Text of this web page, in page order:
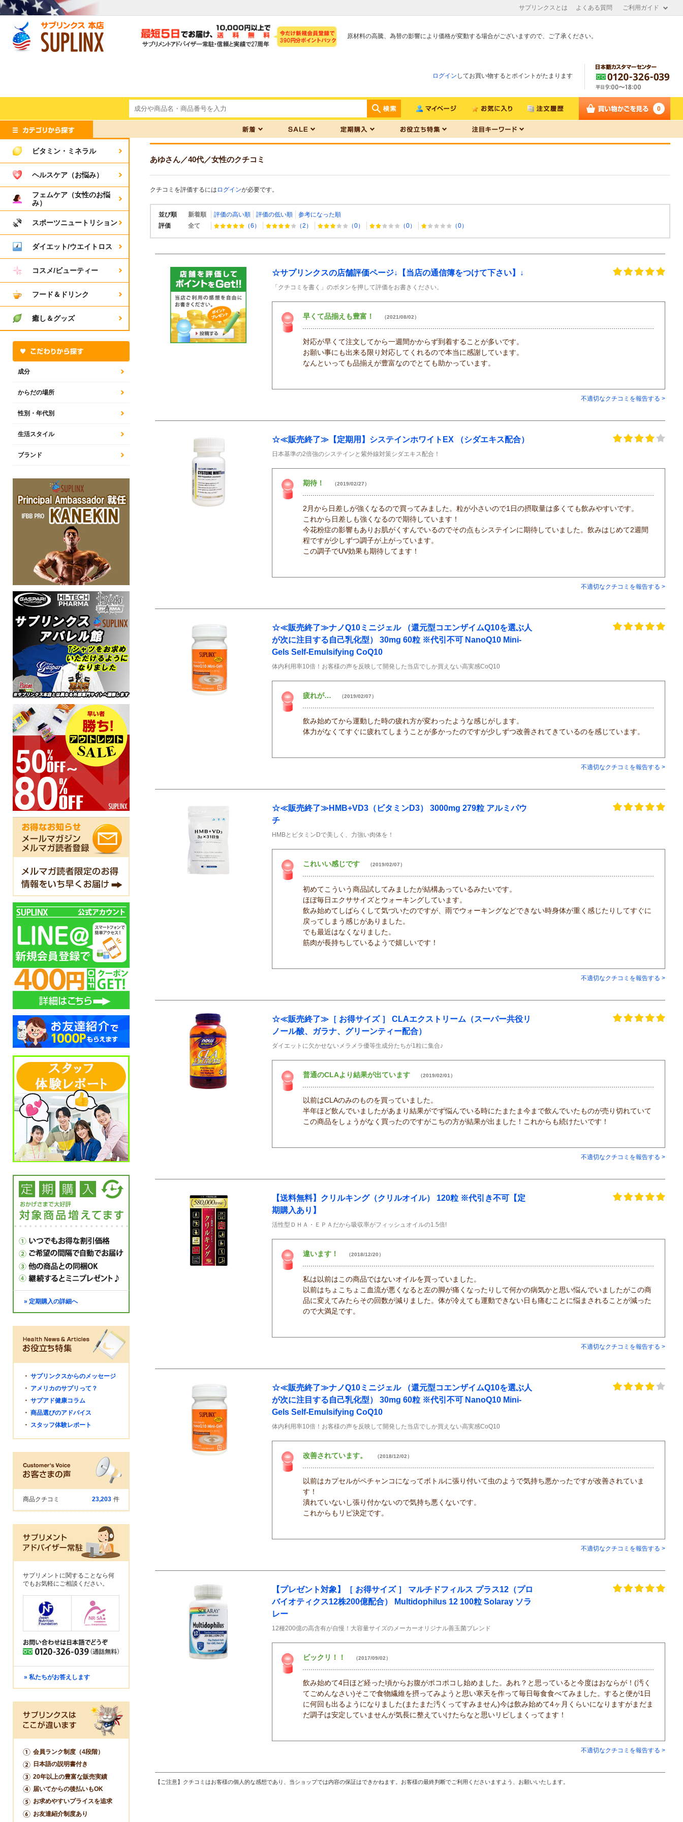
サプリンクスとは よくある質問 ご利用ガイド
原材料の高騰、為替の影響により価格が変動する場合がございますので、ご了承ください。
ログイン してお買い物するとポイントがたまります
0
あゆさん／40代／女性のクチコミ
クチコミを評価するには ログインが必要です。
並び順 新着順 評価の高い順 評価の低い順
参考になった順
評価
全て （6） （2） （0） （0） （0）
☆サプリンクスの店舗評価ページ↓【当店の通信簿をつけて下さい】↓
「クチコミを書く」のボタンを押して評価をお書きください。
早くて品揃えも豊富！ （2021/08/02）
対応が早くて注文してから一週間かからず到着することが多いです。
お願い事にも出来る限り対応してくれるので本当に感謝しています。
なんといっても品揃えが豊富なのでとても助かっています。
不適切なクチコミを報告する >
☆≪販売終了≫【定期用】システインホワイトEX （シダエキス配合）
日本基準の2倍強のシステインと紫外線対策シダエキス配合！
期待！ （2019/02/27）
2月から日差しが強くなるので買ってみました。粒が小さいので1日の摂取量は多くても飲みやすいです。
これから日差しも強くなるので期待しています！
今花粉症の影響もありお肌がくすんでいるのでその点もシステインに期待していました。飲みはじめて2週間
程ですが少しずつ調子が上がっています。
この調子でUV効果も期待してます！
不適切なクチコミを報告する >
☆≪販売終了≫ナノQ10ミニジェル （還元型コエンザイムQ10を選ぶ人
が次に注目する自己乳化型） 30mg 60粒 ※代引不可 NanoQ10 Mini-
Gels Self-Emulsifying CoQ10
体内利用率10倍！お客様の声を反映して開発した当店でしか買えない高実感CoQ10
疲れが… （2019/02/07）
飲み始めてから運動した時の疲れ方が変わったような感じがします。
体力がなくてすぐに疲れてしまうことが多かったのですが少しずつ改善されてきているのを感じています。
不適切なクチコミを報告する >
☆≪販売終了≫HMB+VD3（ビタミンD3） 3000mg 279粒 アルミパウ
チ
HMBとビタミンDで美しく、力強い肉体を！
これいい感じです （2019/02/07）
初めてこういう商品試してみましたが結構あっているみたいです。
ほぼ毎日エクササイズとウォーキングしています。
飲み始めてしばらくして気づいたのですが、雨でウォーキングなどできない時身体が重く感じたりしてすぐに
戻ってしまう感じがありました。
でも最近はなくなりました。
筋肉が長持ちしているようで嬉しいです！
不適切なクチコミを報告する >
☆≪販売終了≫［ お得サイズ ］ CLAエクストリーム（スーパー共役リ
ノール酸、ガラナ、グリーンティー配合）
ダイエットに欠かせないメラメラ優等生成分たちが1粒に集合♪
普通のCLAより結果が出ています （2019/02/01）
以前はCLAのみのものを買っていました。
半年ほど飲んでいましたがあまり結果がでず悩んでいる時にたまたま今まで飲んでいたものが売り切れていて
この商品をしょうがなく買ったのですがこちの方が結果が出ました！これからも続けたいです！
不適切なクチコミを報告する >
【送料無料】クリルキング（クリルオイル） 120粒 ※代引き不可【定
期購入あり】
活性型ＤＨＡ・ＥＰＡだから吸収率がフィッシュオイルの1.5倍!
違います！ （2018/12/20）
私は以前はこの商品ではないオイルを買っていました。
以前はちょこちょこ血流が悪くなると左の脚が痛くなったりして何かの病気かと思い悩んでいましたがこの商
品に変えてみたらその回数が減りました。体が冷えても運動できない日も痛むことに悩まされることが減った
ので大満足です。
不適切なクチコミを報告する >
☆≪販売終了≫ナノQ10ミニジェル （還元型コエンザイムQ10を選ぶ人
が次に注目する自己乳化型） 30mg 60粒 ※代引不可 NanoQ10 Mini-
Gels Self-Emulsifying CoQ10
体内利用率10倍！お客様の声を反映して開発した当店でしか買えない高実感CoQ10
改善されています。 （2018/12/02）
以前はカプセルがペチャンコになってボトルに張り付いて虫のようで気持ち悪かったですが改善されていま
す！
潰れていないし張り付かないので気持ち悪くないです。
これからもリピ決定です。
不適切なクチコミを報告する >
【プレゼント対象】［ お得サイズ ］ マルチドフィルス プラス12（プロ
バイオティクス12株200億配合） Multidophilus 12 100粒 Solaray ソラ
レー
12種200億の高含有が自慢！大容量サイズのメーカーオリジナル善玉菌ブレンド
ビックリ！！ （2017/09/02）
飲み始めて4日ほど経った頃からお腹がポコポコし始めました。あれ？と思っていると今度はおならが！(汚く
てごめんなさい)そこで食物繊維を摂ってみようと思い寒天を作って毎日毎食食べてみました。すると便が1日
に何回も出るようになりました(またまた汚くってすみません)今は飲み始めて4ヶ月くらいになりますがまだま
だ調子は安定していませんが気長に整えていけたらなと思いリピしまくってます！
不適切なクチコミを報告する >
【ご注意】クチコミはお客様の個人的な感想であり、当ショップでは内容の保証はできかねます。お客様の最終判断でご利用くださいますよう、お願いいたします。
ビタミン・ミネラル
ヘルスケア（お悩み）
フェムケア（女性のお悩
み）
スポーツニュートリション
ダイエット/ウエイトロス
コスメ/ビューティー
フード＆ドリンク
癒し＆グッズ
成分
からだの場所
性別・年代別
生活スタイル
ブランド
» 定期購入の詳細へ
・ サプリンクスからのメッセージ
・ アメリカのサプリって？
・ サプアド健康コラム
・ 商品選びのアドバイス
・ スタッフ体験レポート
商品クチコミ 23,203 件
サプリメントに関することなら何
でもお気軽にご相談ください。
» 私たちがお答えします
会員ランク制度（4段階）
日本語の説明書付き
20年以上の豊富な販売実績
届いてからの後払いもOK
お求めやすいプライスを追求
お友達紹介制度あり